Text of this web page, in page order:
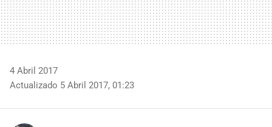
4 Abril 2017
Actualizado 5 Abril 2017, 01:23